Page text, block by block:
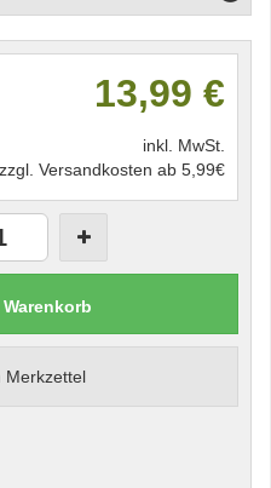
13,99 €
inkl. MwSt.
zzgl. Versandkosten ab 5,99€
Merkzettel